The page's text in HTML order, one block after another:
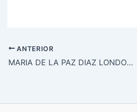
ANTERIOR
MARIA DE LA PAZ DIAZ LONDOÑO